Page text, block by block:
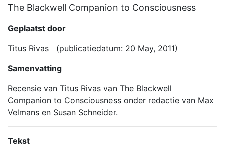
The Blackwell Companion to Consciousness
Geplaatst door
Titus Rivas (publicatiedatum: 20 May, 2011)
Samenvatting
Recensie van Titus Rivas van The Blackwell
Companion to Consciousness onder redactie van Max
Velmans en Susan Schneider.
Tekst